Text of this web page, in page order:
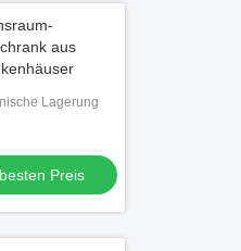
aus
Lagerung
Preis